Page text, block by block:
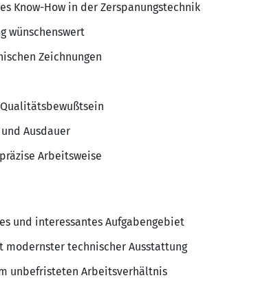
Know-How in der Zerspanungstechnik
wünschenswert
Zeichnungen
Ausdauer
Arbeitsweise
und interessantes Aufgabengebiet
technischer Ausstattung
unbefristeten Arbeitsverhältnis